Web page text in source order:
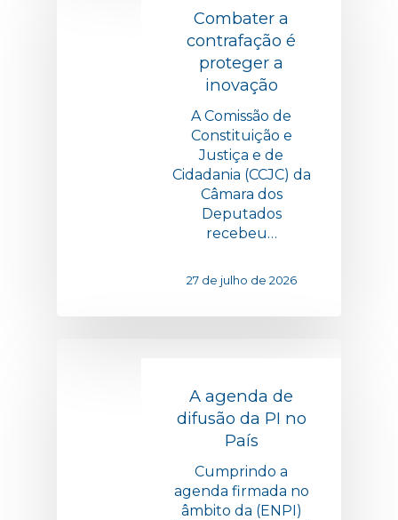
Combater a
contrafação é
proteger a
inovação
A Comissão de
Constituição e
Justiça e de
Cidadania (CCJC) da
Câmara dos
Deputados
recebeu…
27 de julho de 2026
A agenda de
difusão da PI no
País
Cumprindo a
agenda firmada no
âmbito da (ENPI)